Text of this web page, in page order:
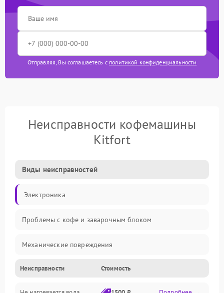
Отправляя, Вы соглашаетесь с политикой конфиденциальности
Неисправности кофемашины
Kitfort
Виды неисправностей
Электроника
Проблемы с кофе и заварочным блоком
Механические повреждения
Прочие неисправности
Неисправности Стоимость